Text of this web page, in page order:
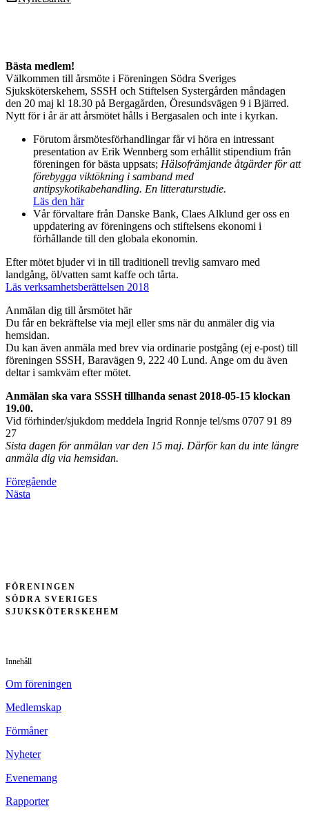
Bästa medlem!
Välkommen till årsmöte i Föreningen Södra Sveriges
Sjuksköterskehem, SSSH och Stiftelsen Systergården måndagen
den 20 maj kl 18.30 på Bergagården, Öresundsvägen 9 i Bjärred.
Nytt för i år är att årsmötet hålls i Bergasalen och inte i kyrkan.
Förutom årsmötesförhandlingar får vi höra en intressant
presentation av Erik Wennberg som erhållit stipendium från
föreningen för bästa uppsats; Hälsofrämjande åtgärder för att
förebygga viktökning i samband med
antipsykotikabehandling. En litteraturstudie.
Läs den här
Vår förvaltare från Danske Bank, Claes Alklund ger oss en
uppdatering av föreningens och stiftelsens ekonomi i
förhållande till den globala ekonomin.
Efter mötet bjuder vi in till traditionell trevlig samvaro med
landgång, öl/vatten samt kaffe och tårta.
Läs verksamhetsberättelsen 2018
Anmälan dig till årsmötet här
Du får en bekräftelse via mejl eller sms när du anmäler dig via
hemsidan.
Du kan även anmäla med brev via ordinarie postgång (ej e-post) till
föreningen SSSH, Baravägen 9, 222 40 Lund. Ange om du även
deltar i samkväm efter mötet.
Anmälan ska vara SSSH tillhanda senast 2018-05-15 klockan
19.00.
Vid förhinder/sjukdom meddela Ingrid Ronnje tel/sms 0707 91 89
27
Sista dagen för anmälan var den 15 maj. Därför kan du inte längre
anmäla dig via hemsidan.
Föregående
Nästa
FÖRENINGEN
SÖDRA SVERIGES
SJUKSKÖTERSKEHEM
Innehåll
Om föreningen
Medlemskap
Förmåner
Nyheter
Evenemang
Rapporter